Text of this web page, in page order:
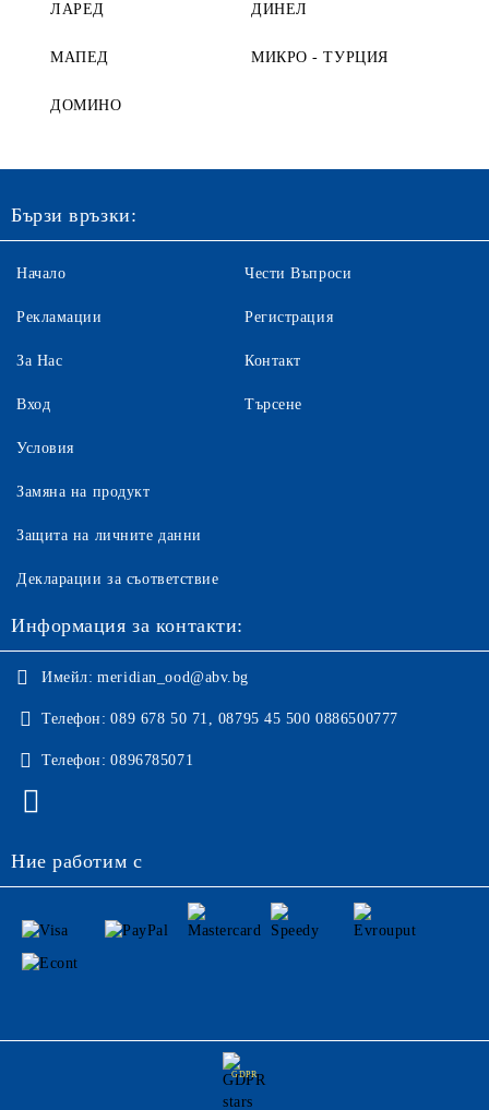
ЛАРЕД ДИНЕЛ
МАПЕД МИКРО - ТУРЦИЯ
ДОМИНО
Бързи връзки:
Начало
Рекламации
За Нас
Вход
Чести Въпроси
Регистрация
Контакт
Търсене
Условия
Замяна на продукт
Защита на личните данни
Декларации за съответствие
Информация за контакти:
Имейл: meridian_ood@abv.bg
Телефон: 089 678 50 71, 08795 45 500 0886500777
Телефон: 0896785071
Ние работим с
GDPR